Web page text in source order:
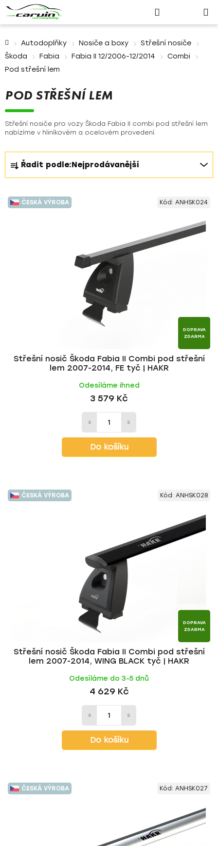
Přihlášení
košík
Autodoplňky Nosiče a boxy
Střešní nosiče
Škoda
Fabia Fabia II 12/2006-12/2014
Combi
Pod střešní lem
POD STŘEŠNÍ LEM
Střešní nosiče pro vozy Škoda Fabia II combi pod střešní lem
nabízíme v hliníkovém a ocelovém provedení.
Ř
a
z
e
n
Řadit podle:Nejprodávanější
V
ý
ČESKÁ VÝROBA
DOPRAVA
ZDARMA
Střešní nosič Škoda Fabia II Combi pod střešní
lem 2007-2014, FE tyč | HAKR
Odesíláme ihned
3 579 Kč
Do košíku
Kód: ANHSK024
ČESKÁ VÝROBA
DOPRAVA
ZDARMA
Střešní nosič Škoda Fabia II Combi pod střešní
lem 2007-2014, WING BLACK tyč | HAKR
Odesíláme do 3-5 dnů
4 629 Kč
Do košíku
Kód: ANHSK028
ČESKÁ VÝROBA Kód: ANHSK027